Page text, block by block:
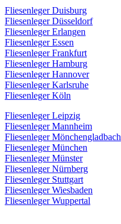
Fliesenleger Duisburg
Fliesenleger Düsseldorf
Fliesenleger Erlangen
Fliesenleger Essen
Fliesenleger Frankfurt
Fliesenleger Hamburg
Fliesenleger Hannover
Fliesenleger Karlsruhe
Fliesenleger Köln
Fliesenleger Leipzig
Fliesenleger Mannheim
Fliesenleger Mönchengladbach
Fliesenleger München
Fliesenleger Münster
Fliesenleger Nürnberg
Fliesenleger Stuttgart
Fliesenleger Wiesbaden
Fliesenleger Wuppertal